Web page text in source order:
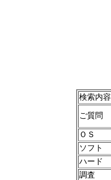
検索内容
ご質問
ＯＳ
ソフト
ハード
調査